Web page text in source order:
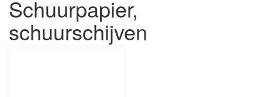
Schuurpapier,
schuurschijven